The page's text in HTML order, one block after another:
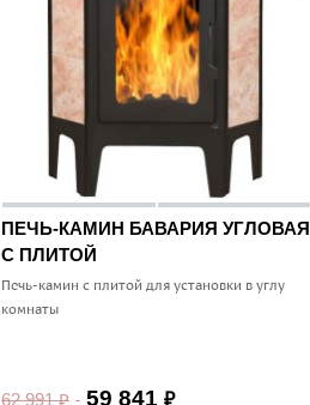
ПЕЧЬ-КАМИН БАВАРИЯ УГЛОВАЯ
С ПЛИТОЙ
Печь-камин с плитой для установки в углу
комнаты
62 991₽ 59 841 ₽